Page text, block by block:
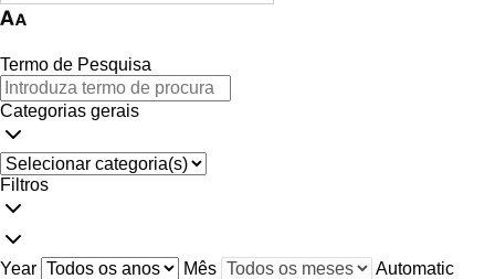
Termo de Pesquisa
Categorias gerais
Filtros
Year Mês
Automatic